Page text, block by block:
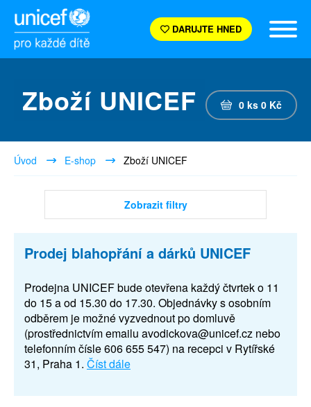
DARUJTE HNED
Zboží UNICEF 0 ks 0 Kč
Úvod E-shop Zboží UNICEF
Zobrazit filtry
Prodej blahopřání a dárků UNICEF
Prodejna UNICEF bude otevřena každý čtvrtek o 11
do 15 a od 15.30 do 17.30. Objednávky s osobním
odběrem je možné vyzvednout po domluvě
(prostřednictvím emailu avodickova@unicef.cz nebo
telefonním čísle 606 655 547) na recepci v Rytířské
31, Praha 1. Číst dále